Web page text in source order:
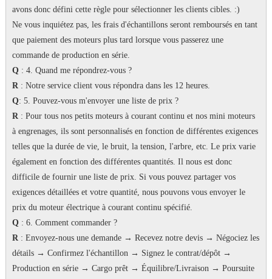
avons donc défini cette règle pour sélectionner les clients cibles. :)
Ne vous inquiétez pas, les frais d'échantillons seront remboursés en tant
que paiement des moteurs plus tard lorsque vous passerez une
commande de production en série.
Q: 4. Quand me répondrez-vous ?
R: Notre service client vous répondra dans les 12 heures.
Q: 5. Pouvez-vous m'envoyer une liste de prix ?
R: Pour tous nos petits moteurs à courant continu et nos mini moteurs
à engrenages, ils sont personnalisés en fonction de différentes exigences
telles que la durée de vie, le bruit, la tension, l'arbre, etc. Le prix varie
également en fonction des différentes quantités. Il nous est donc
difficile de fournir une liste de prix. Si vous pouvez partager vos
exigences détaillées et votre quantité, nous pouvons vous envoyer le
prix du moteur électrique à courant continu spécifié.
Q: 6. Comment commander ?
R: Envoyez-nous une demande → Recevez notre devis → Négociez les
détails → Confirmez l'échantillon → Signez le contrat/dépôt →
Production en série → Cargo prêt → Équilibre/Livraison → Poursuite